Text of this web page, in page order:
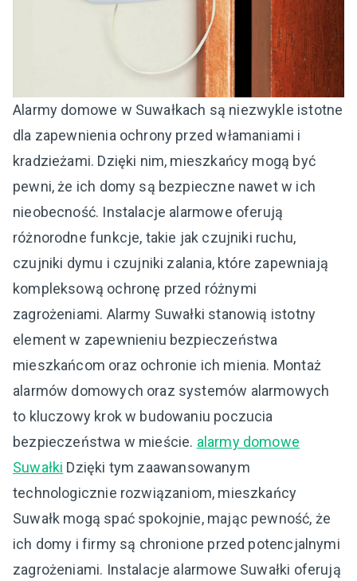
Alarmy domowe w Suwałkach są niezwykle istotne
dla zapewnienia ochrony przed włamaniami i
kradzieżami. Dzięki nim, mieszkańcy mogą być
pewni, że ich domy są bezpieczne nawet w ich
nieobecność. Instalacje alarmowe oferują
różnorodne funkcje, takie jak czujniki ruchu,
czujniki dymu i czujniki zalania, które zapewniają
kompleksową ochronę przed różnymi
zagrożeniami. Alarmy Suwałki stanowią istotny
element w zapewnieniu bezpieczeństwa
mieszkańcom oraz ochronie ich mienia. Montaż
alarmów domowych oraz systemów alarmowych
to kluczowy krok w budowaniu poczucia
bezpieczeństwa w mieście. alarmy domowe
Suwałki Dzięki tym zaawansowanym
technologicznie rozwiązaniom, mieszkańcy
Suwałk mogą spać spokojnie, mając pewność, że
ich domy i firmy są chronione przed potencjalnymi
zagrożeniami. Instalacje alarmowe Suwałki oferują